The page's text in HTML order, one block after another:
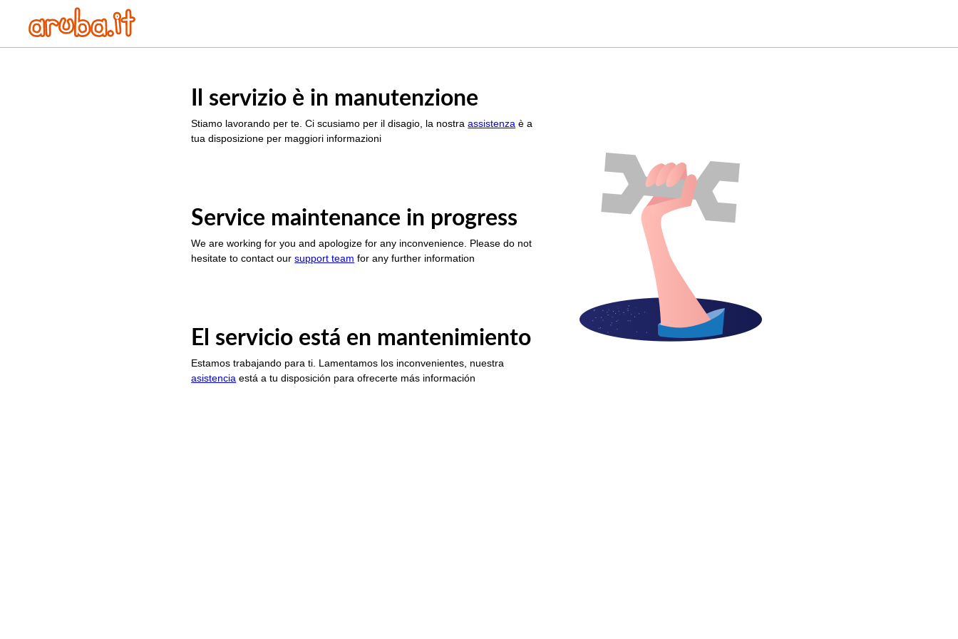
Il servizio è in manutenzione
Stiamo lavorando per te. Ci scusiamo per il disagio, la nostraassistenza è a
tua disposizione per maggiori informazioni
Service maintenance in progress
We are working for you and apologize for any inconvenience. Please do not
hesitate to contact oursupport team for any further information
El servicio está en mantenimiento
Estamos trabajando para ti. Lamentamos los inconvenientes, nuestra
asistencia está a tu disposición para ofrecerte más información